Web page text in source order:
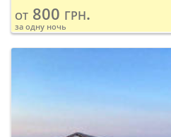
от 800 грн.
за одну ночь